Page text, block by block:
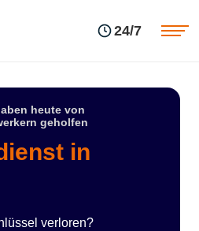
24/7
heute von
geholfen
in
verloren?